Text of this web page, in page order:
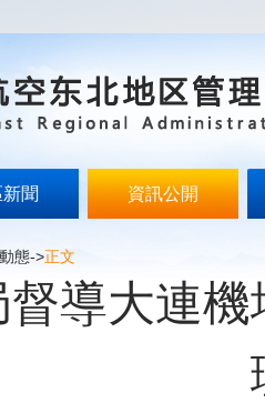
聞 資訊公開
態->正文
導大連